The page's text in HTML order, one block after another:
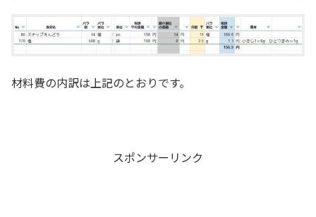
材料費の内訳は上記のとおりです。
スポンサーリンク